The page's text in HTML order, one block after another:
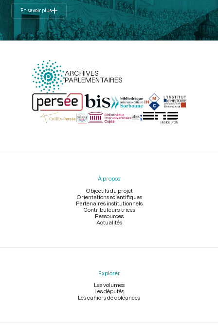
En savoir plus
ARCHIVES
PARLEMENTAIRES
Menu
À propos
Objectifs du projet
Orientations scientifiques
Partenaires institutionnels
Contributeurs-trices
Ressources
Actualités
Explorer
Les volumes
Les députés
Les cahiers de doléances